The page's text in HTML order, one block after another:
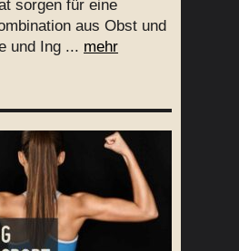
sorgen für eine
aus Obst und
und Ing ... mehr